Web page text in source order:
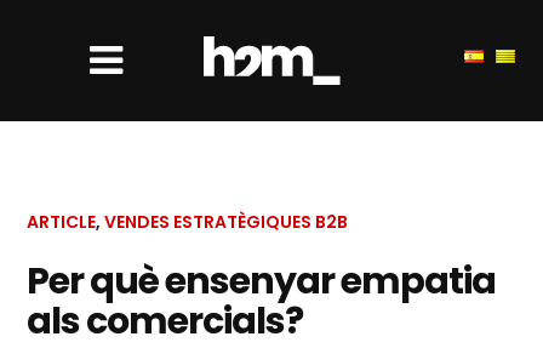
ARTICLE,VENDES ESTRATÈGIQUES B2B
Per què ensenyar empatia
als comercials?